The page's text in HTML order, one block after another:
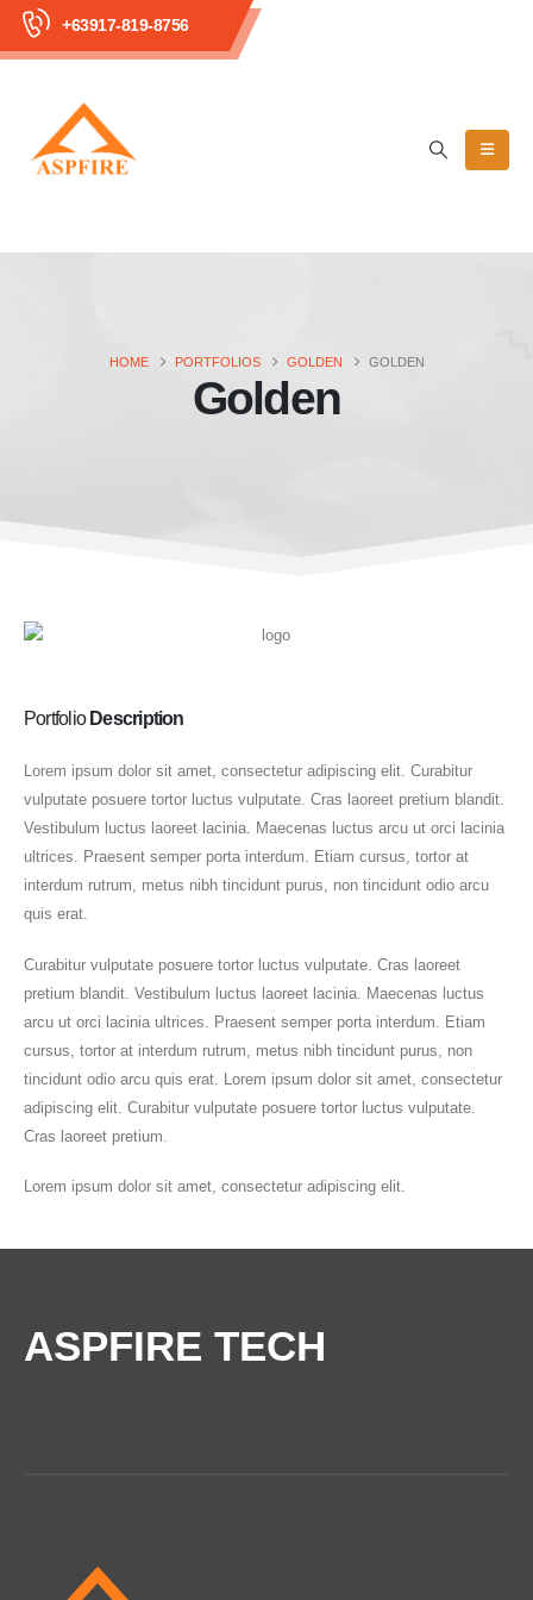
+63917-819-8756
HOME PORTFOLIOS GOLDEN GOLDEN
Golden
Portfolio Description
Lorem ipsum dolor sit amet, consectetur adipiscing elit. Curabitur
vulputate posuere tortor luctus vulputate. Cras laoreet pretium blandit.
Vestibulum luctus laoreet lacinia. Maecenas luctus arcu ut orci lacinia
ultrices. Praesent semper porta interdum. Etiam cursus, tortor at
interdum rutrum, metus nibh tincidunt purus, non tincidunt odio arcu
quis erat.
Curabitur vulputate posuere tortor luctus vulputate. Cras laoreet
pretium blandit. Vestibulum luctus laoreet lacinia. Maecenas luctus
arcu ut orci lacinia ultrices. Praesent semper porta interdum. Etiam
cursus, tortor at interdum rutrum, metus nibh tincidunt purus, non
tincidunt odio arcu quis erat. Lorem ipsum dolor sit amet, consectetur
adipiscing elit. Curabitur vulputate posuere tortor luctus vulputate.
Cras laoreet pretium.
Lorem ipsum dolor sit amet, consectetur adipiscing elit.
ASPFIRE TECH